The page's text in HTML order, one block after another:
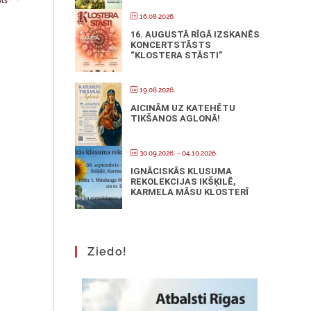
16.08.2026.
16. AUGUSTĀ RĪGĀ IZSKANĒS
KONCERTSTĀSTS
“KLOSTERA STĀSTI”
19.08.2026.
AICINĀM UZ KATEHĒTU
TIKŠANOS AGLONĀ!
30.09.2026. - 04.10.2026.
IGNĀCISKĀS KLUSUMA
REKOLEKCIJAS IKŠĶILĒ,
KARMELA MĀSU KLOSTERĪ
Ziedo!